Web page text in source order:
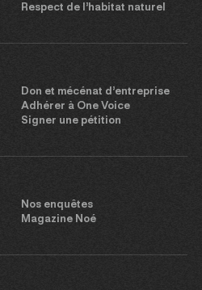
Respect de l’habitat naturel
Don et mécénat d’entreprise
Adhérer à One Voice
Signer une pétition
Nos enquêtes
Magazine Noé